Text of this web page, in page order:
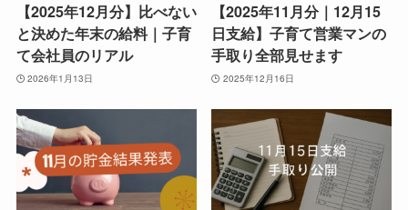
【2025年12月分】比べない
と決めた年末の給料｜子育
て会社員のリアル
2026年1月13日
【2025年11月分｜12月15
日支給】子育て営業マンの
手取り全部見せます
2025年12月16日